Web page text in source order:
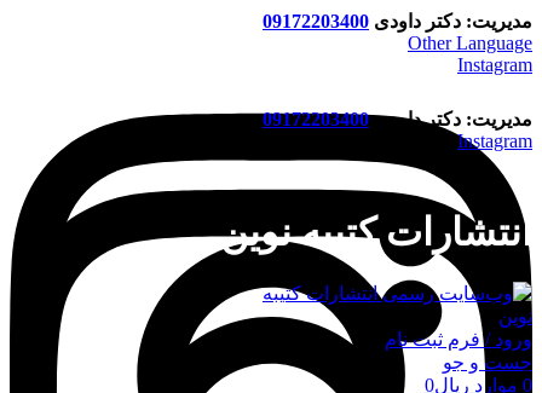
مدیریت: دکتر داودی 09172203400
Other Language
Instagram
مدیریت: دکتر داودی09172203400
Instagram
انتشارات کتیبه نوین
ورود / فرم ثبت نام
جست و جو
0 موارد ریال0